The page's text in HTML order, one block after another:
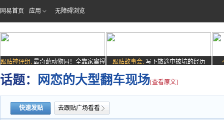
网易首页 应用 无障碍浏览
跟贴神评组: 最奇葩动物园！全靠家禽撑
场子
跟贴故事会: 写下旅途中被坑的经历
话题： 网恋的大型翻车现场[查看原文]
快速发贴 去跟贴广场看看